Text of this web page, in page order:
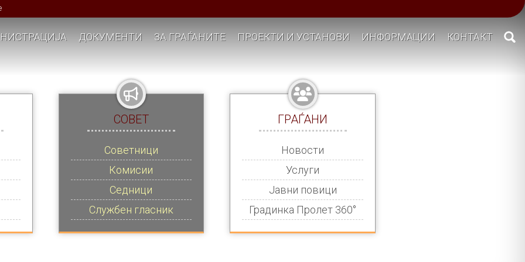
ДОКУМЕНТИ ЗА ГРАЃАНИТЕ ПРОЕКТИ И УСТАНОВИ ИНФОРМАЦИИ КОНТАКТ
СОВЕТ
Советници
Комисии
Седници
Службен гласник
ГРАЃАНИ
Новости
Услуги
Јавни повици
Градинка Пролет 360°